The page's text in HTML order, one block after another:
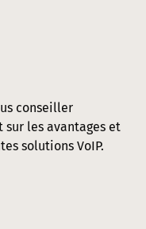
conseiller
sur les avantages et
solutions VoIP.